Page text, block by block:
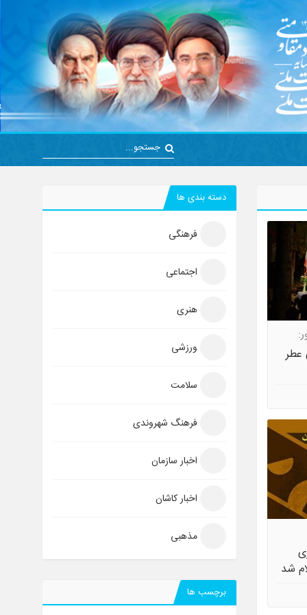
عطر
شد
دسته بندی ها
فرهنگی
اجتماعی
هنری
ورزشی
سلامت
فرهنگ شهروندی
اخبار سازمان
اخبار کاشان
مذهبی
برچسب ها